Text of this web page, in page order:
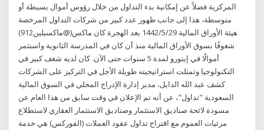
المركزية فضلاً عن إمكانية بدء التداول من خلال رؤوس أموال بسيطة أو
متوسطة، هذا إلى جانب ظهور عدد كبير من شركات التداول المرخصة
هيئة الأوراق المالية 29‏‏/5‏‏/1442 بعد الهجرة كان ماكس(@ماكسيلين912)
شغوفًا بسوق الأوراق المالية منذ أن كان في المدرسة الثانوية واستثمر
أموالًا في إيتورو لمدة 5 سنوات حتى الآن. كان لديه شغف كبير في
التكنولوجيا وتمثلت استراتيجيته طويلة الأجل في التركيز على الشركات
كشف عبد الله الدايل، مدير إدارة الإدراج المحلي في السوق المالية
السعودية "تداول"، عن أنه تم الإعلان في وقت سابق من هذا العام عن
مسودة لائحة صناديق الاستثمار وصناديق الاستثمار العقاري لاستطلاع
مرئيات العموم مع اقتراح تداول عقود العملات (الفوركس) هي خدمة